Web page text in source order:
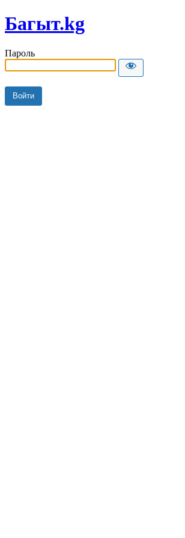
Багыт.kg
Пароль